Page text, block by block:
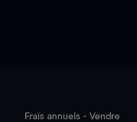
Frais annuels - Vendre